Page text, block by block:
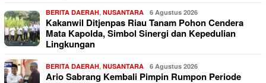
BERITA DAERAH, NUSANTARA 6 Agustus 2026
Kakanwil Ditjenpas Riau Tanam Pohon Cendera
Mata Kapolda, Simbol Sinergi dan Kepedulian
Lingkungan
BERITA DAERAH, NUSANTARA 6 Agustus 2026
Ario Sabrang Kembali Pimpin Rumpon Periode